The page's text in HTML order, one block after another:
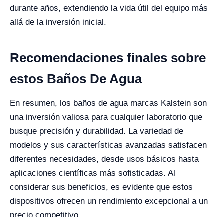
durante años, extendiendo la vida útil del equipo más
allá de la inversión inicial.
Recomendaciones finales sobre
estos Baños De Agua
En resumen, los baños de agua marcas Kalstein son
una inversión valiosa para cualquier laboratorio que
busque precisión y durabilidad. La variedad de
modelos y sus características avanzadas satisfacen
diferentes necesidades, desde usos básicos hasta
aplicaciones científicas más sofisticadas. Al
considerar sus beneficios, es evidente que estos
dispositivos ofrecen un rendimiento excepcional a un
precio competitivo.